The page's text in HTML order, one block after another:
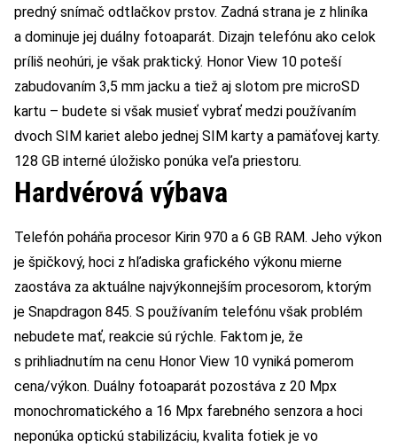
predný snímač odtlačkov prstov. Zadná strana je z hliníka
a dominuje jej duálny fotoaparát. Dizajn telefónu ako celok
príliš neohúri, je však praktický. Honor View 10 poteší
zabudovaním 3,5 mm jacku a tiež aj slotom pre microSD
kartu – budete si však musieť vybrať medzi používaním
dvoch SIM kariet alebo jednej SIM karty a pamäťovej karty.
128 GB interné úložisko ponúka veľa priestoru.
Hardvérová výbava
Telefón poháňa procesor Kirin 970 a 6 GB RAM. Jeho výkon
je špičkový, hoci z hľadiska grafického výkonu mierne
zaostáva za aktuálne najvýkonnejším procesorom, ktorým
je Snapdragon 845. S používaním telefónu však problém
nebudete mať, reakcie sú rýchle. Faktom je, že
s prihliadnutím na cenu Honor View 10 vyniká pomerom
cena/výkon. Duálny fotoaparát pozostáva z 20 Mpx
monochromatického a 16 Mpx farebného senzora a hoci
neponúka optickú stabilizáciu, kvalita fotiek je vo